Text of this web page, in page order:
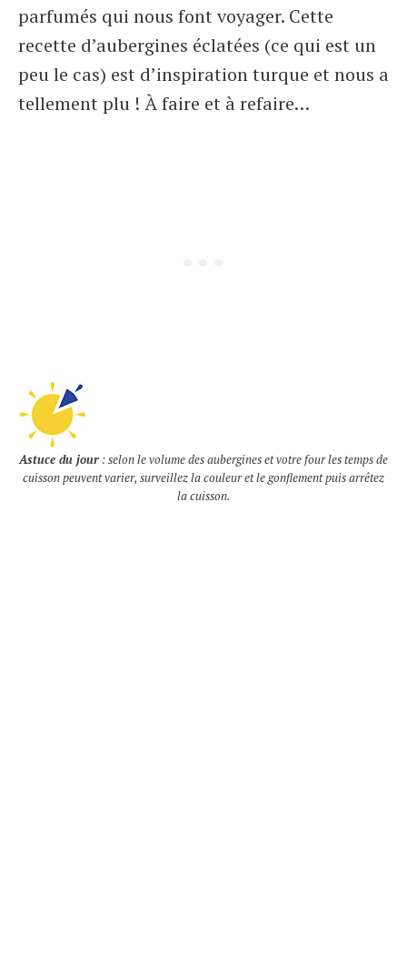
parfumés qui nous font voyager. Cette
recette d’aubergines éclatées (ce qui est un
peu le cas) est d’inspiration turque et nous a
tellement plu ! À faire et à refaire…
Astuce du jour : selon le volume des aubergines et votre four les temps de
cuisson peuvent varier, surveillez la couleur et le gonflement puis arrêtez
la cuisson.